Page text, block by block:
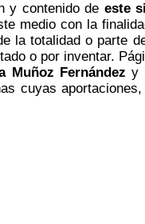
y contenido de este
medio con la
la totalidad o parte
o por inventar.
Muñoz Fernández y
cuyas